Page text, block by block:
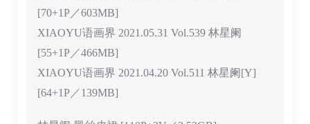
[70+1P／603MB]
XIAOYU语画界 2021.05.31 Vol.539 林星阑
[55+1P／466MB]
XIAOYU语画界 2021.04.20 Vol.511 林星阑[Y]
[64+1P／139MB]